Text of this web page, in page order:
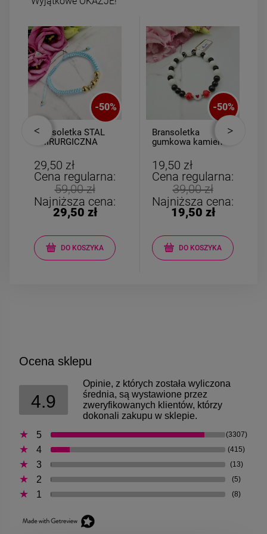
-50%
Bransoletka STAL
CHIRURGICZNA
turkusowy sznurek
złote kulki
29,50 zł
Cena regularna:
59,00 zł
Najniższa cena:
29,50 zł
DO KOSZYKA
-50%
Bransoletka
gumkowa kamień
serce
19,50 zł
Cena regularna:
39,00 zł
Najniższa cena:
19,50 zł
DO KOSZYKA
Ocena sklepu
4.9
Opinie, z których została wyliczona
średnia, są wystawione przez
zweryfikowanych klientów, którzy
dokonali zakupu w sklepie.
5
(3307)
4 (415)
3 (13)
2 (5)
1 (8)